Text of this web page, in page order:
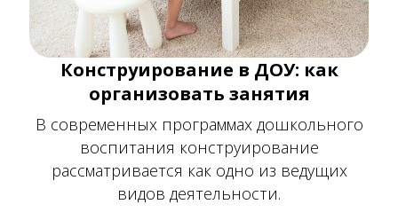
организовать занятия
В современных программах дошкольного
воспитания конструирование
рассматривается как одно из ведущих
Читать